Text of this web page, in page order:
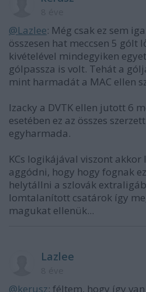
@Lazlee: Még csak ez sem
összesen hat meccsen 5 gólt
kivételével mindegyiken
gólpassza is volt. Tehát a
mint harmadát a MAC ellen
Izacky a DVTK ellen jutott 6
esetében ez az összes
egyharmada.
KCs logikájával viszont
aggódni, hogy hogy fognak
helytállni a szlovák
lomtalanított csatárok így
magukat ellenük...
Lazlee
@kerusz: féltem, hogy így van